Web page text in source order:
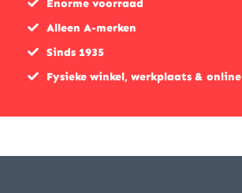
Enorme voorraad
Alleen A-merken
Sinds 1935
Fysieke winkel, werkplaats & online